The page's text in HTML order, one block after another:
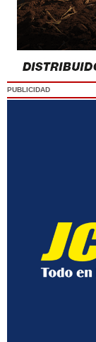
PUBLICIDAD